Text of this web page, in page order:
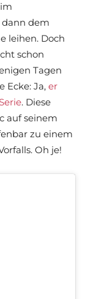
dann dem
leihen. Doch
schon
Tagen
Ecke: Ja, er
. Diese
auf seinem
zu einem
Oh je!